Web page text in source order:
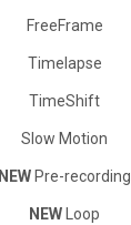
FreeFrame
Timelapse
TimeShift
Slow Motion
NEW Pre-recording
NEW
Loop